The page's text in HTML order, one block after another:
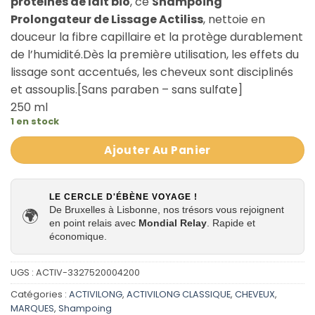
Prolongateur de Lissage Actiliss, nettoie en
douceur la fibre capillaire et la protège durablement
de l’humidité.Dès la première utilisation, les effets du
lissage sont accentués, les cheveux sont disciplinés
et assouplis.[Sans paraben – sans sulfate]
250 ml
1 en stock
Ajouter Au Panier
🌍
LE CERCLE D'ÉBÈNE VOYAGE !
De Bruxelles à Lisbonne, nos trésors vous rejoignent
en point relais avec Mondial Relay . Rapide et
économique.
UGS : ACTIV-3327520004200
Catégories : ACTIVILONG, ACTIVILONG CLASSIQUE, CHEVEUX,
MARQUES, Shampoing